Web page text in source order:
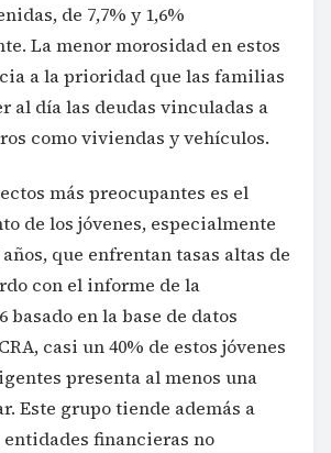
de 7,7% y 1,6%
La menor morosidad en estos
a la prioridad que las familias
al día las deudas vinculadas a
como viviendas y vehículos.
más preocupantes es el
de los jóvenes, especialmente
que enfrentan tasas altas de
con el informe de la
basado en la base de datos
casi un 40% de estos jóvenes
presenta al menos una
Este grupo tiende además a
financieras no